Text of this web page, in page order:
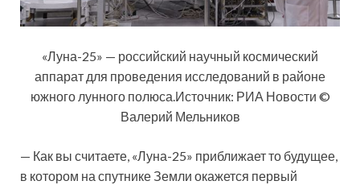
«Луна-25» — российский научный космический
аппарат для проведения исследований в районе
южного лунного полюса.Источник: РИА Новости ©
Валерий Мельников
— Как вы считаете, «Луна-25» приближает то будущее,
в котором на спутнике Земли окажется первый